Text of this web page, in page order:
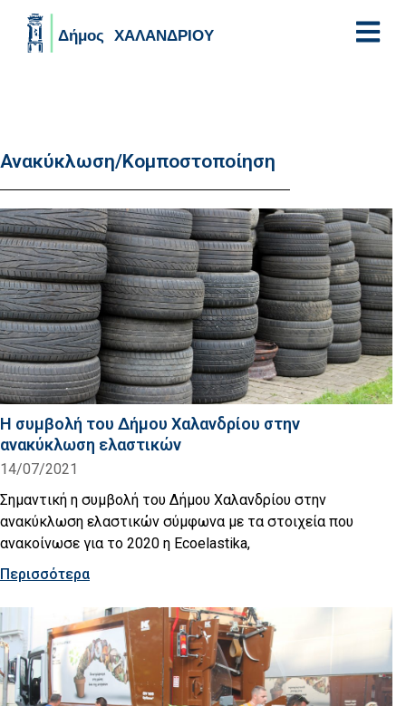
Ανακύκλωση/Κομποστοποίηση
Η συμβολή του Δήμου Χαλανδρίου στην
ανακύκλωση ελαστικών
14/07/2021
Σημαντική η συμβολή του Δήμου Χαλανδρίου στην
ανακύκλωση ελαστικών σύμφωνα με τα στοιχεία που
ανακοίνωσε για το 2020 η Ecoelastika,
Περισσότερα